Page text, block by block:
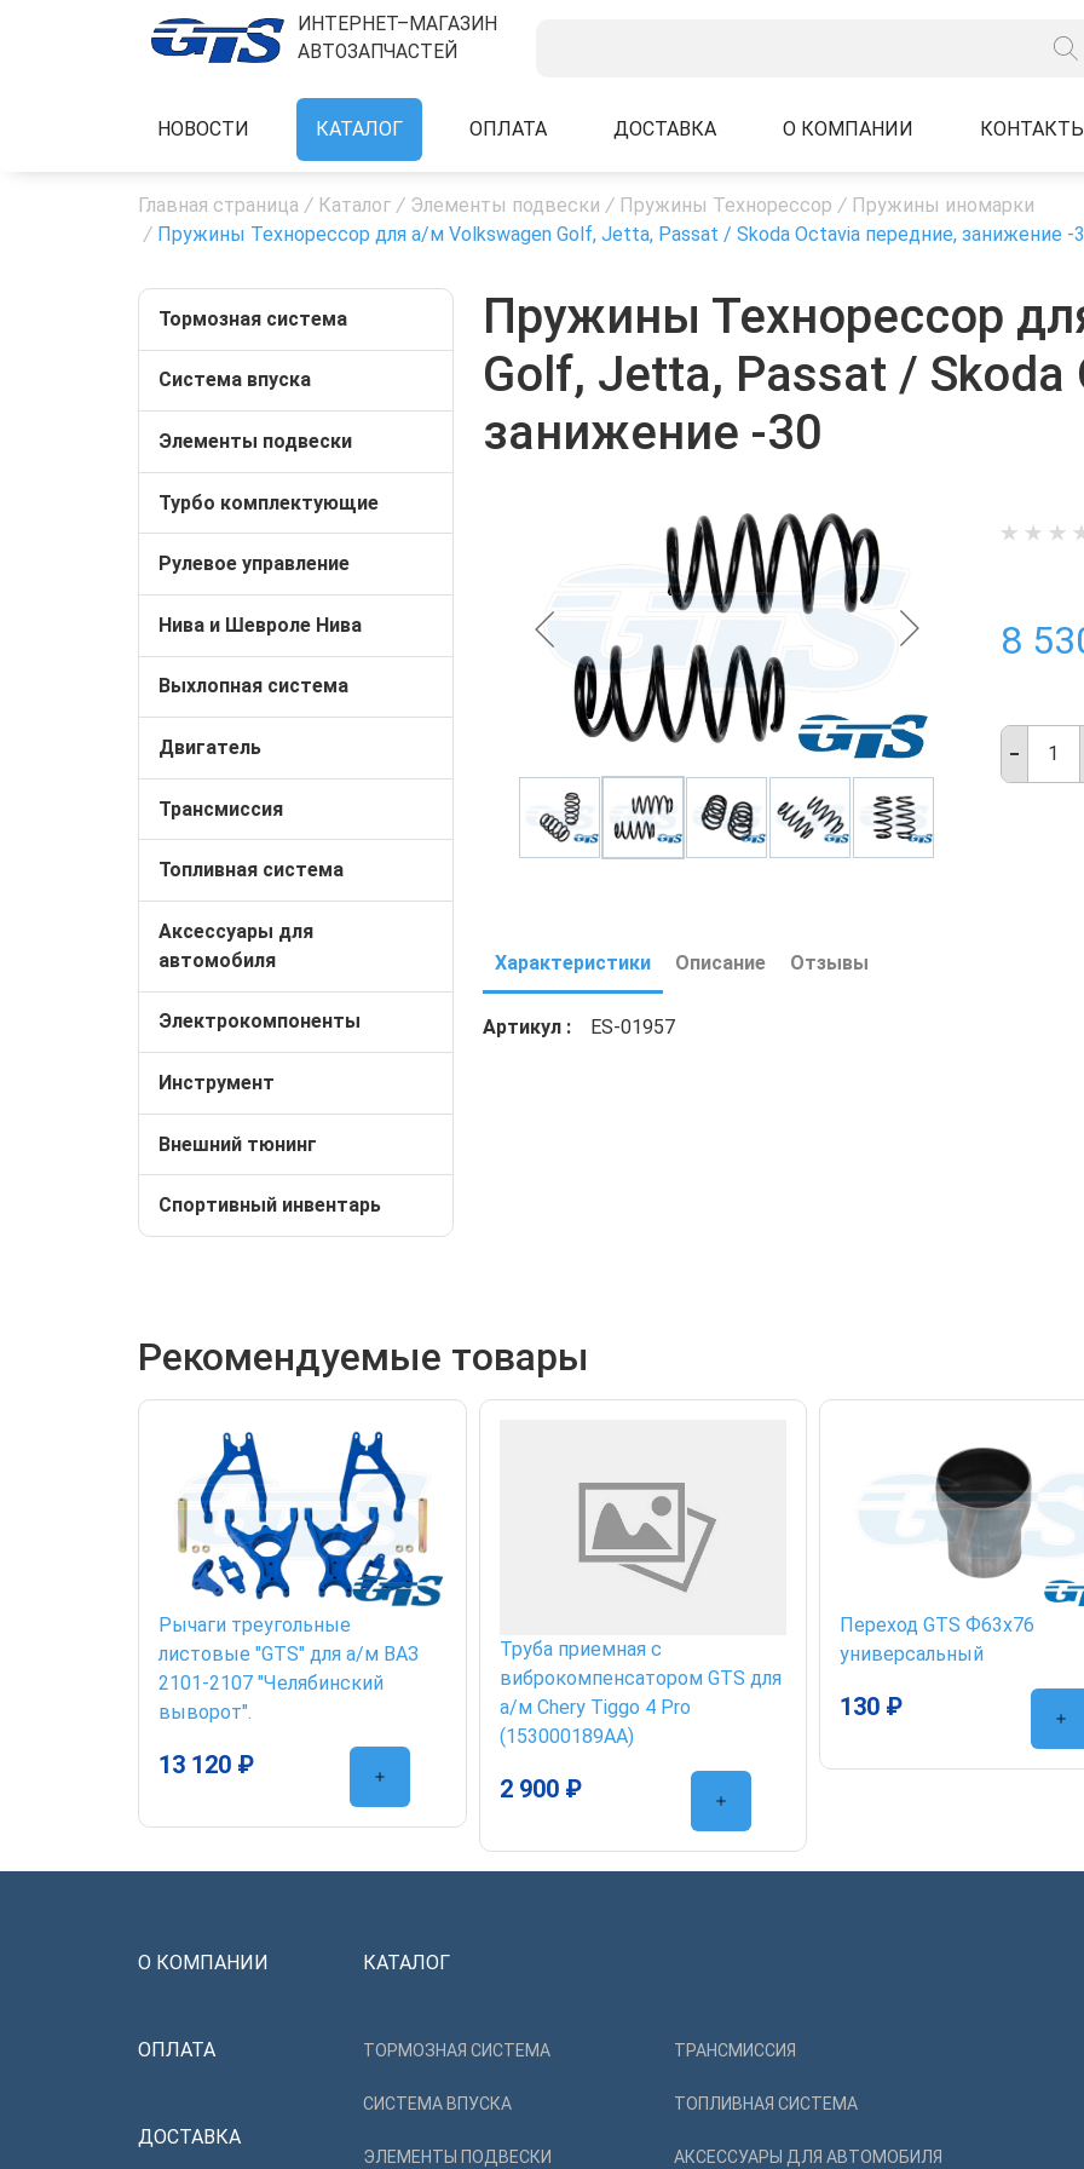
ИНТЕРНЕТ–МАГАЗИН
АВТОЗАПЧАСТЕЙ
НОВОСТИ КАТАЛОГ ОПЛАТА ДОСТАВКА О КОМПАНИИ
Главная страница / Каталог / Элементы подвески / Пружины Технорессор / Пружины иномарки
/ Пружины Технорессор для а/м Volkswagen Golf, Jetta, Passat / Skoda Octavia передние, занижение -
Тормозная система
Система впуска
Элементы подвески
Турбо комплектующие
Рулевое управление
Нива и Шевроле Нива
Выхлопная система
Двигатель
Трансмиссия
Топливная система
Аксессуары для
автомобиля
Электрокомпоненты
Инструмент
Внешний тюнинг
Спортивный инвентарь
Пружины Технорессор
Golf, Jetta, Passat / Skoda
занижение -30
8
Характеристики Описание Отзывы
Артикул ES-01957
Рекомендуемые товары
Рычаги треугольные
листовые "GTS" для а/м ВАЗ
2101-2107 "Челябинский
выворот".
13 120 ₽
Труба приемная с
виброкомпенсатором GTS для
а/м Chery Tiggo 4 Pro
(153000189AA)
2 900 ₽
Переход GTS Ф63х76
универсальный
130 ₽
О КОМПАНИИ
ОПЛАТА
ДОСТАВКА
КАТАЛОГ
ТОРМОЗНАЯ СИСТЕМА
СИСТЕМА ВПУСКА
ЭЛЕМЕНТЫ ПОДВЕСКИ
ТРАНСМИССИЯ
ТОПЛИВНАЯ СИСТЕМА
АКСЕССУАРЫ ДЛЯ АВТОМОБИЛЯ